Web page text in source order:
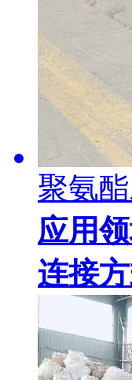
聚氨
应用领
连接方